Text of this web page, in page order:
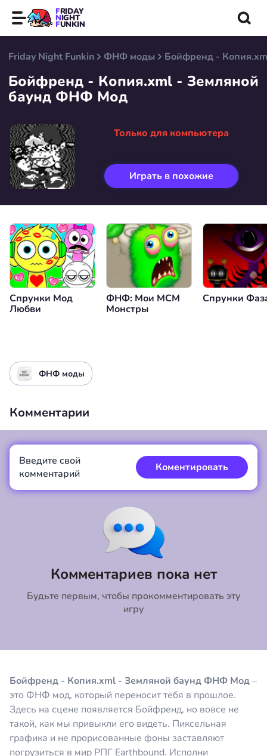
FRIDAY
NIGHT
FUNKIN
Friday Night Funkin ФНФ моды Бойфренд -
Бойфренд - Копия.xml - Земляной
баунд ФНФ Мод
Только для компьютера
Играть в похожие
Спрунки Мод
Любви
ФНФ: Мои МСМ
Монстры
Спрунки
ФНФ моды
Бойфренд - Копия.xml - Земляной баунд ФНФ Мод–
это ФНФ мод, который переносит тебя в прошлое.
Здесь на сцене появляется Бойфренд, но вовсе не
такой, как мы привыкли его видеть. Пиксельная
графика и не прорисованные фоны заставляют
погрузиться в мир РПГ Earthbound. Исполни
Комментарии
Комментариев пока нет
Будьте первым, чтобы прокомментировать эту
игру
Введите свой
комментарий
Коментировать
Коментировать